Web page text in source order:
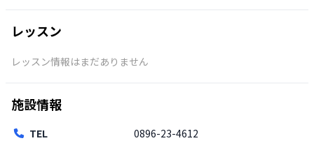
レッスン
レッスン情報はまだありません
施設情報
TEL 0896-23-4612